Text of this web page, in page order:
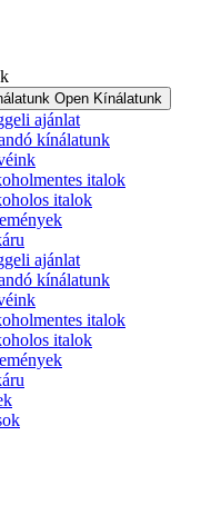
Open Kínálatunk
ajánlat
kínálatunk
italok
italok
ajánlat
kínálatunk
italok
italok